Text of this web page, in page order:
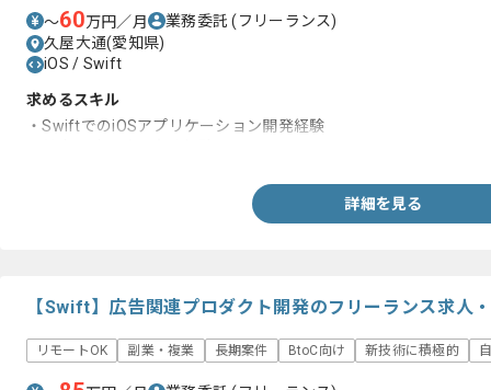
〜60万円／月 業務委託(フリーランス)
久屋大通(愛知県)
iOS / Swift
求めるスキル
・SwiftでのiOSアプリケーション開発経験
詳細を見る
【Swift】広告関連プロダクト開発のフリーランス求人
リモートOK 副業・複業 長期案件 BtoC向け 新技術に積極的